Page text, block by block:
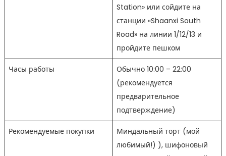
Station» или сойдите на
станции «Shaanxi South
Road» на линии 1/12/13 и
пройдите пешком
Часы работы
Обычно 10:00 – 22:00
(рекомендуется
предварительное
подтверждение)
Рекомендуемые покупки
Миндальный торт (мой
любимый!) ), шифоновый